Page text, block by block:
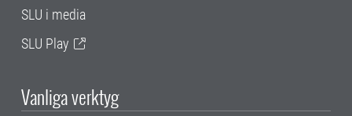
SLU i media
SLU Play
Vanliga verktyg